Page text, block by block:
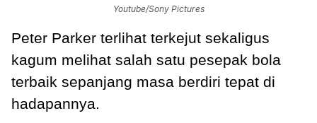
Youtube/Sony Pictures
Peter Parker terlihat terkejut sekaligus
kagum melihat salah satu pesepak bola
terbaik sepanjang masa berdiri tepat di
hadapannya.